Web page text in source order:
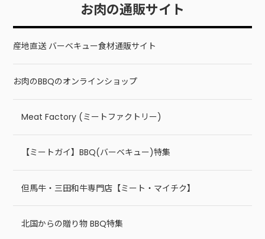
お肉の通販サイト
産地直送 バーベキュー食材通販サイト
お肉のBBQのオンラインショップ
Meat Factory (ミートファクトリー)
【ミートガイ】BBQ(バーベキュー)特集
但馬牛・三田和牛専門店【ミート・マイチク】
北国からの贈り物 BBQ特集